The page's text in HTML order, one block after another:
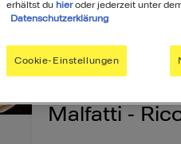
Was
erhältst du hieroder jederzeit unter
Datenschutzerklärung
Cookie-Einstellungen